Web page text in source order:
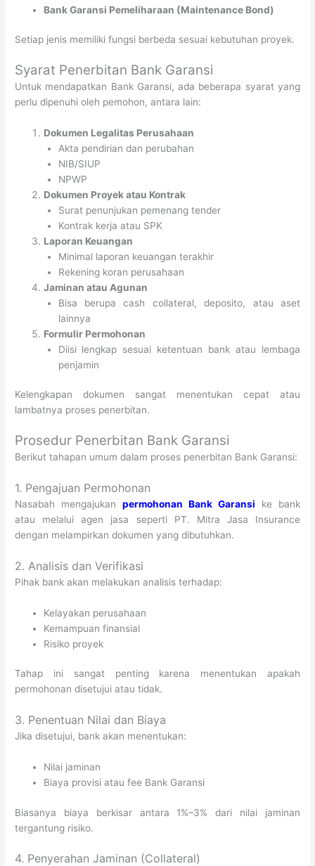
Bank Garansi Pemeliharaan (Maintenance Bond)
Setiap jenis memiliki fungsi berbeda sesuai kebutuhan proyek.
Syarat Penerbitan Bank Garansi
Untuk mendapatkan Bank Garansi, ada beberapa syarat yang
perlu dipenuhi oleh pemohon, antara lain:
Dokumen Legalitas Perusahaan
Akta pendirian dan perubahan
NIB/SIUP
NPWP
Dokumen Proyek atau Kontrak
Surat penunjukan pemenang tender
Kontrak kerja atau SPK
Laporan Keuangan
Minimal laporan keuangan terakhir
Rekening koran perusahaan
Jaminan atau Agunan
Bisa berupa cash collateral, deposito, atau aset
lainnya
Formulir Permohonan
Diisi lengkap sesuai ketentuan bank atau lembaga
penjamin
Kelengkapan dokumen sangat menentukan cepat atau
lambatnya proses penerbitan.
Prosedur Penerbitan Bank Garansi
Berikut tahapan umum dalam proses penerbitan Bank Garansi:
1. Pengajuan Permohonan
Nasabah mengajukanpermohonan Bank Garansi ke bank
atau melalui agen jasa seperti PT. Mitra Jasa Insurance
dengan melampirkan dokumen yang dibutuhkan.
2. Analisis dan Verifikasi
Pihak bank akan melakukan analisis terhadap:
Kelayakan perusahaan
Kemampuan finansial
Risiko proyek
Tahap ini sangat penting karena menentukan apakah
permohonan disetujui atau tidak.
3. Penentuan Nilai dan Biaya
Jika disetujui, bank akan menentukan:
Nilai jaminan
Biaya provisi atau fee Bank Garansi
Biasanya biaya berkisar antara 1%–3% dari nilai jaminan
tergantung risiko.
4. Penyerahan Jaminan (Collateral)